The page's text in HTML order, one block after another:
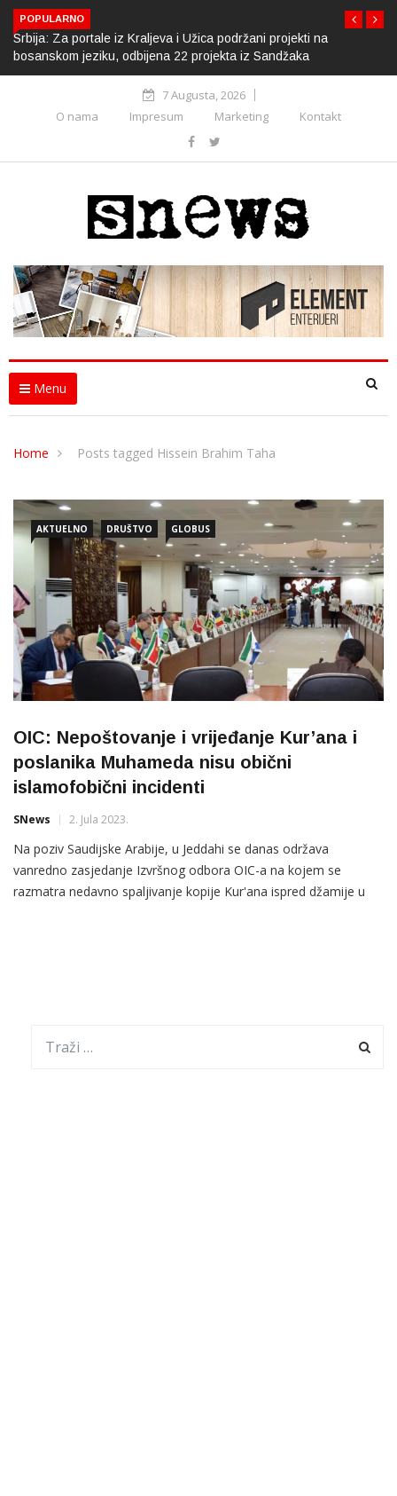
POPULARNO
Srbija: Za portale iz Kraljeva i Užica podržani projekti na
bosanskom jeziku, odbijena 22 projekta iz Sandžaka
7 Augusta, 2026
O nama
Impresum Marketing Kontakt
Menu
Home Posts tagged Hissein Brahim Taha
AKTUELNO DRUŠTVO GLOBUS
OIC: Nepoštovanje i vrijeđanje Kur’ana i
poslanika Muhameda nisu obični
islamofobični incidenti
SNews 2. Jula 2023.
Na poziv Saudijske Arabije, u Jeddahi se danas održava
vanredno zasjedanje Izvršnog odbora OIC-a na kojem se
razmatra nedavno spaljivanje kopije Kur'ana ispred džamije u